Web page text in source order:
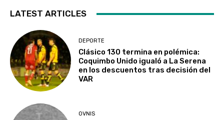
LATEST ARTICLES
DEPORTE
Clásico 130 termina en polémica:
Coquimbo Unido igualó a La Serena
en los descuentos tras decisión del
VAR
OVNIS